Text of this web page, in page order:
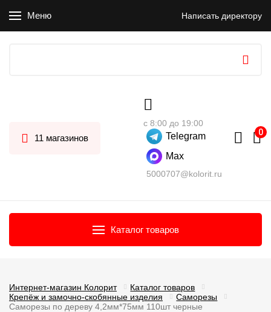
Меню Написать директору
11 магазинов
с 8:00 до 19:00
Telegram
Max
5000707@kolorit.ru
Каталог товаров
Интернет-магазин Колорит
Каталог товаров
Крепёж и замочно-скобянные изделия
Саморезы
Саморезы по дереву 4,2мм*75мм 110шт черные